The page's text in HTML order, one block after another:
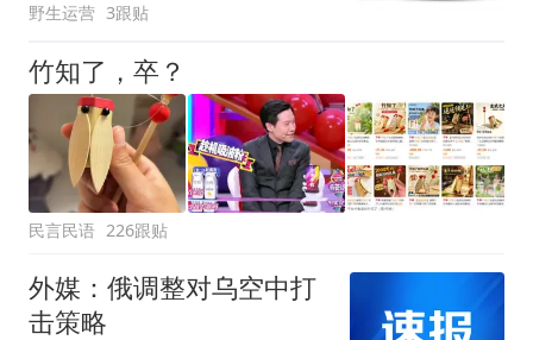
野生运营 3跟贴
竹知了，卒？
民言民语 226跟贴
外媒：俄调整对乌空中打
击策略